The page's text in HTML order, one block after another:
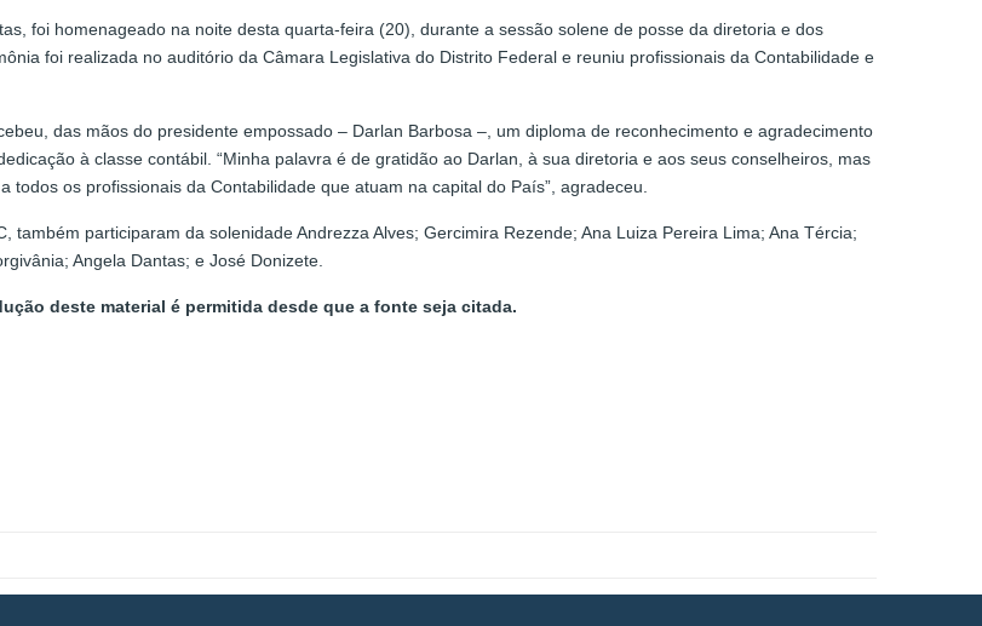
foi homenageado na noite desta quarta-feira (20), durante a sessão solene de posse da diretoria e dos
foi realizada no auditório da Câmara Legislativa do Distrito Federal e reuniu profissionais da Contabilidade e
das mãos do presidente empossado – Darlan Barbosa –, um diploma de reconhecimento e agradecimento
à classe contábil. “Minha palavra é de gratidão ao Darlan, à sua diretoria e aos seus conselheiros, mas
todos os profissionais da Contabilidade que atuam na capital do País”, agradeceu.
também participaram da solenidade Andrezza Alves; Gercimira Rezende; Ana Luiza Pereira Lima; Ana Tércia;
Angela Dantas; e José Donizete.
deste material é permitida desde que a fonte seja citada.